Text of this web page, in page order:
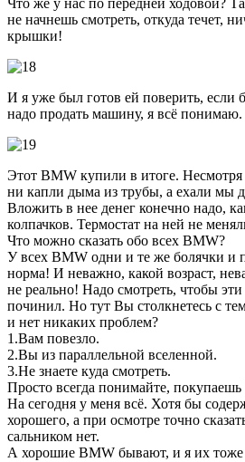
не начнешь смотреть, откуда течет,
крышки!
И я уже был готов ей поверить, если
надо продать машину, я всё понимаю.
Этот BMW купили в итоге. Несмотря
ни капли дыма из трубы, а ехали мы
Вложить в нее денег конечно надо,
колпачков. Термостат на ней не
Что можно сказать обо всех BMW?
У всех BMW одни и те же болячки и
норма! И неважно, какой возраст,
не реально! Надо смотреть, чтобы
починил. Но тут Вы столкнетесь с
и нет никаких проблем?
1.Вам повезло.
2.Вы из параллельной вселенной.
3.Не знаете куда смотреть.
Просто всегда понимайте,
На сегодня у меня всё. Хотя бы
хорошего, а при осмотре точно
сальником нет.
А хорошие BMW бывают, и я их